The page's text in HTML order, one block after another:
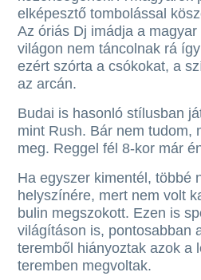
elképesztő tombolással
Az óriás Dj imádja a
világon nem táncolnak rá
ezért szórta a csókokat, a
az arcán.
Budai is hasonló stílusban
mint Rush. Bár nem tudom,
meg. Reggel fél 8-kor már
Ha egyszer kimentél, többé
helyszínére, mert nem volt
bulin megszokott. Ezen is
világításon is, pontosabban
teremből hiányoztak azok a
teremben megvoltak.